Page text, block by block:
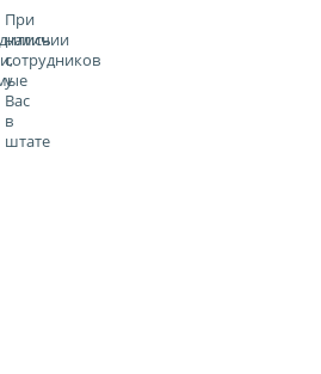
При
наличии
сотрудников
у
Вас
в
штате